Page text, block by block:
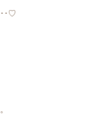
･♡